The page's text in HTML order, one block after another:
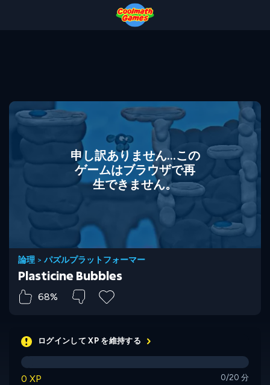
申し訳ありません...この
ゲームはブラウザで再
生できません。
論理 > パズルプラットフォーマー
Plasticine Bubbles
68%
ログインして XP を維持する
0 XP 0/20 分